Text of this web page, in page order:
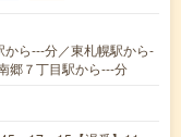
ら---分／東札幌駅から-
郷７丁目駅から---分